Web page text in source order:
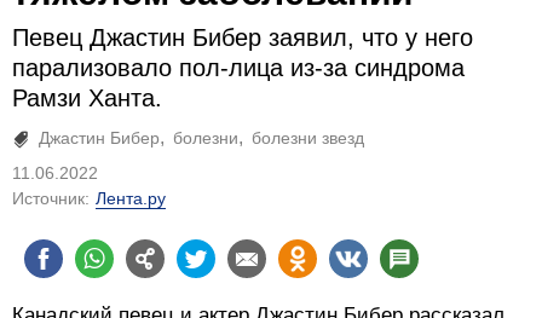
парализовало пол-лица из-за синдрома
Рамзи Ханта.
Джастин Бибер
11.06.2022
Канадский певец и актер Джастин Бибер рассказал,
что у него парализовало половину лица из-за